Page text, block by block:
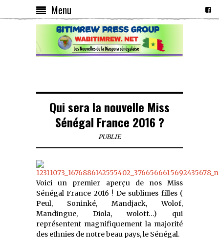
Menu
Qui sera la nouvelle Miss
Sénégal France 2016 ?
PUBLIE
Voici un premier aperçu de nos Miss
Sénégal France 2016 ! De sublimes filles (
Peul, Soninké, Mandjack, Wolof,
Mandingue, Diola, woloff…) qui
représentent magnifiquement la majorité
des ethnies de notre beau pays, le Sénégal.